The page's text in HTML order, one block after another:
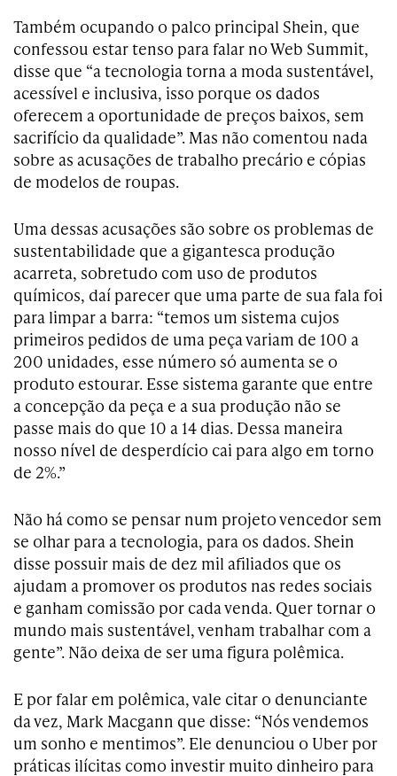
Também ocupando o palco principal Shein, que
confessou estar tenso para falar no Web Summit,
disse que “a tecnologia torna a moda sustentável,
acessível e inclusiva, isso porque os dados
oferecem a oportunidade de preços baixos, sem
sacrifício da qualidade”. Mas não comentou nada
sobre as acusações de trabalho precário e cópias
de modelos de roupas.
Uma dessas acusações são sobre os problemas de
sustentabilidade que a gigantesca produção
acarreta, sobretudo com uso de produtos
químicos, daí parecer que uma parte de sua fala foi
para limpar a barra: “temos um sistema cujos
primeiros pedidos de uma peça variam de 100 a
200 unidades, esse número só aumenta se o
produto estourar. Esse sistema garante que entre
a concepção da peça e a sua produção não se
passe mais do que 10 a 14 dias. Dessa maneira
nosso nível de desperdício cai para algo em torno
de 2%.”
Não há como se pensar num projeto vencedor sem
se olhar para a tecnologia, para os dados. Shein
disse possuir mais de dez mil afiliados que os
ajudam a promover os produtos nas redes sociais
e ganham comissão por cada venda. Quer tornar o
mundo mais sustentável, venham trabalhar com a
gente”. Não deixa de ser uma figura polêmica.
E por falar em polêmica, vale citar o denunciante
da vez, Mark Macgann que disse: “Nós vendemos
um sonho e mentimos”. Ele denunciou o Uber por
práticas ilícitas como investir muito dinheiro para